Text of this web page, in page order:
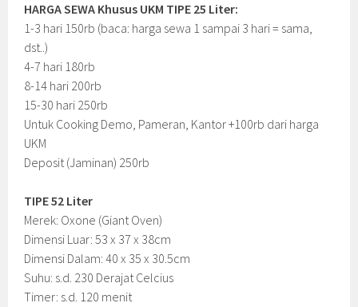
HARGA SEWA Khusus UKM TIPE 25 Liter:
1-3 hari 150rb (baca: harga sewa 1 sampai 3 hari = sama,
dst..)
4-7 hari 180rb
8-14 hari 200rb
15-30 hari 250rb
Untuk Cooking Demo, Pameran, Kantor +100rb dari harga
UKM
Deposit (Jaminan) 250rb
TIPE 52 Liter
Merek: Oxone (Giant Oven)
Dimensi Luar: 53 x 37 x 38cm
Dimensi Dalam: 40 x 35 x 30.5cm
Suhu: s.d. 230 Derajat Celcius
Timer: s.d. 120 menit